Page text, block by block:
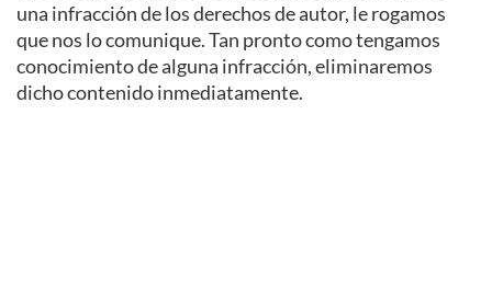
una infracción de los derechos de autor, le rogamos
que nos lo comunique. Tan pronto como tengamos
conocimiento de alguna infracción, eliminaremos
dicho contenido inmediatamente.